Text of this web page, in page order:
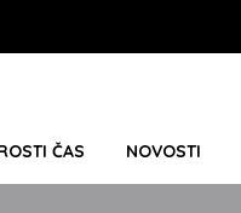
ČAS NOVOSTI